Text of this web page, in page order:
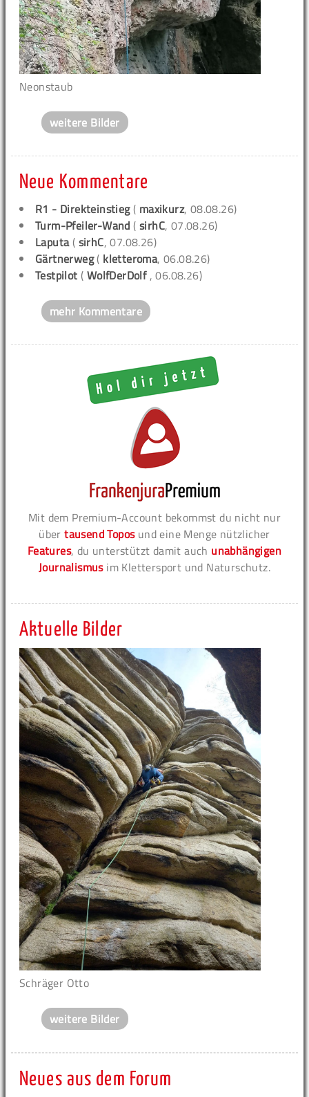
Neonstaub
weitere Bilder
Neue Kommentare
R1 - Direkteinstieg( maxikurz, 08.08.26)
Turm-Pfeiler-Wand (sirhC, 07.08.26)
Laputa( sirhC, 07.08.26)
Gärtnerweg( kletteroma, 06.08.26)
Testpilot ( WolfDerDolf , 06.08.26)
mehr Kommentare
Mit dem Premium-Account bekommst du nicht nur
übertausend Toposund eine Menge nützlicher
Features, du unterstützt damit auch unabhängigen
Journalismusim Klettersport und Naturschutz.
Aktuelle Bilder
Schräger Otto
weitere Bilder
Neues aus dem Forum